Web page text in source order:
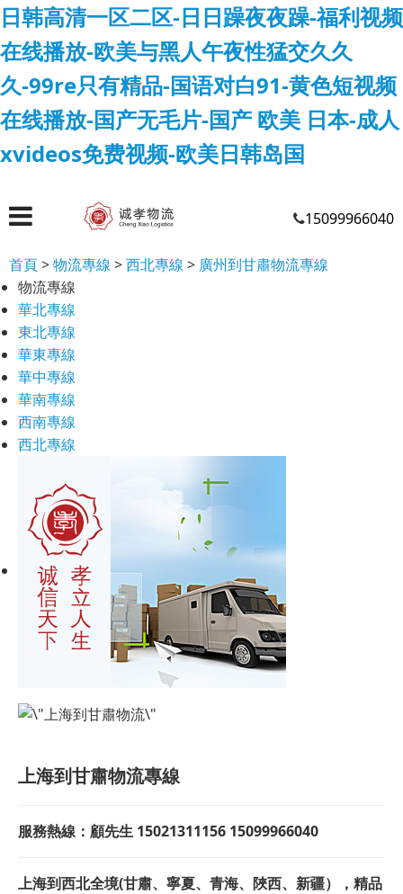
日韩高清一区二区-日日躁夜夜躁-福利视频
在线播放-欧美与黑人午夜性猛交久久
久-99re只有精品-国语对白91-黄色短视频
在线播放-国产无毛片-国产 欧美 日本-成人
xvideos免费视频-欧美日韩岛国
15099966040
首頁>物流專線 >西北專線 > 廣州到甘肅物流專線
物流專線
華北專線
東北專線
華東專線
華中專線
華南專線
西南專線
西北專線
上海到甘肅物流專線
服務熱線： 顧先生 15021311156 15099966040
上海到西北全境(甘肅、寧夏、青海、陜西、新疆），精品